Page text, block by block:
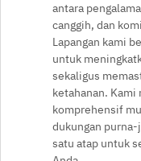
antara
canggih, dan
Lapangan kami
untuk
sekaligus
ketahanan. Kami
komprehensif
dukungan
satu atap untuk